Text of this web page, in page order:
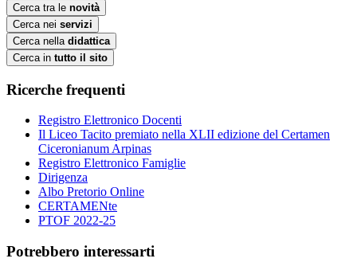
Cerca tra le novità
Cerca nei servizi
Cerca nella didattica
Cerca in tutto il sito
Ricerche frequenti
Registro Elettronico Docenti
Il Liceo Tacito premiato nella XLII edizione del Certamen
Ciceronianum Arpinas
Registro Elettronico Famiglie
Dirigenza
Albo Pretorio Online
CERTAMENte
PTOF 2022-25
Potrebbero interessarti